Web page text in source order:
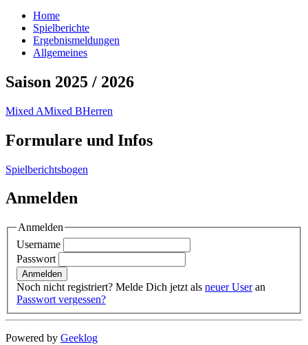
Home
Spielberichte
Ergebnismeldungen
Allgemeines
Saison 2025 / 2026
Mixed AMixed BHerren
Formulare und Infos
Spielberichtsbogen
Anmelden
Anmelden
Username
Passwort
Noch nicht registriert? Melde Dich jetzt als neuer Useran
Passwort vergessen?
Powered by Geeklog